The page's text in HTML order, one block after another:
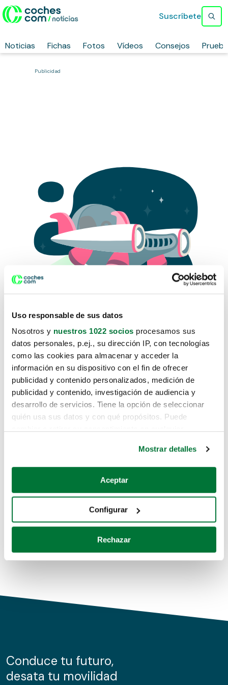
Uso responsable de sus datos
Nosotros y nuestros 1022 socios procesamos sus
datos personales, p.ej., su dirección IP, con tecnologías
como las cookies para almacenar y acceder la
información en su dispositivo con el fin de ofrecer
publicidad y contenido personalizados, medición de
publicidad y contenido, investigación de audiencia y
desarrollo de servicios. Tiene la opción de seleccionar
quién usa sus datos y con qué propósitos. Puede
Si lo permite, también quisiéramos:
Recopilar información sobre su ubicación geográfica
Identificar su dispositivo analizándolo activamente
para buscar características específicas (huellas
Obtenga más información sobre cómo se procesan sus
de cookies.
información sobre el uso que haga del sitio web con
nuestros partners de redes sociales, publicidad y análisis
Mostrar detalles
Aceptar
Configurar
Rechazar
Noticias Fichas Fotos Vídeos Consejos
Suscríbete
Publicidad
Lo sentimos, no sabemos como
te hemos traido hasta aquí.
Pero puedes encontrar el coche que estás
buscando en alguno de estos enlaces:
Coches de segunda mano
Coches de km0
Conduce tu futuro,
desata tu movilidad